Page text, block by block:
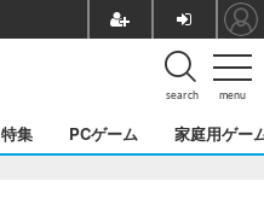
menu
search
特集 PCゲーム 家庭用ゲー